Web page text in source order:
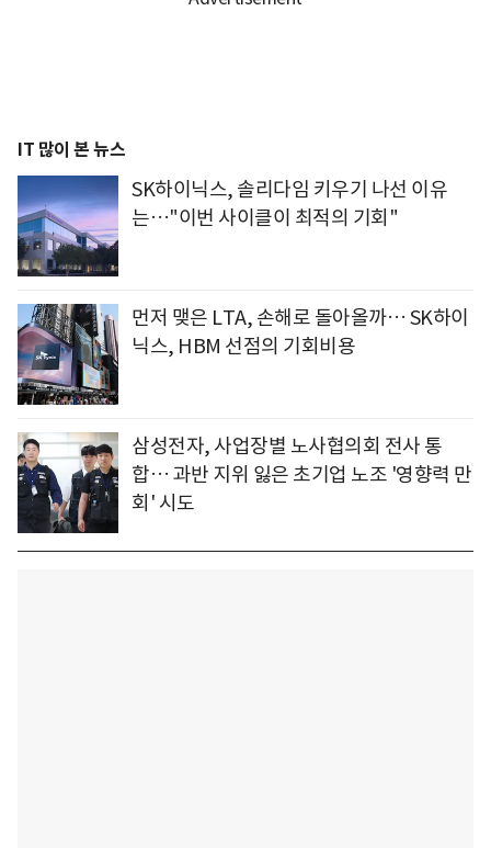
IT 많이 본 뉴스
SK하이닉스, 솔리다임 키우기 나선 이유
는…"이번 사이클이 최적의 기회"
먼저 맺은 LTA, 손해로 돌아올까… SK하이
닉스, HBM 선점의 기회비용
삼성전자, 사업장별 노사협의회 전사 통
합… 과반 지위 잃은 초기업 노조 '영향력 만
회' 시도